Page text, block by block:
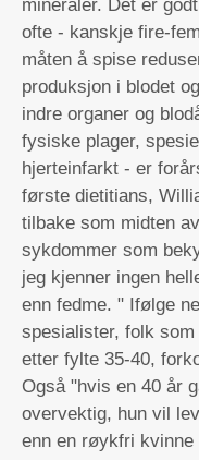
mineraler. Det er
ofte - kanskje fire-
måten å spise
produksjon i blodet
indre organer og
fysiske plager,
hjerteinfarkt - er
første dietitians,
tilbake som midten
sykdommer som
jeg kjenner ingen
enn fedme. " Ifølge
spesialister, folk
etter fylte 35-40,
Også "hvis en 40 år
overvektig, hun vil
enn en røykfri